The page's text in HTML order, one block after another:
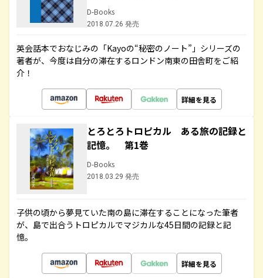
D-Books
2018.07.26 発売
英会話本でおなじみの「Kayoの“秘密のノート”」シリーズの
著者が、今度は自分の滞在するロンドン南東の田舎町をご紹
介！
詳細を見る
とろとろトロピカル ある旅の記録と
記憶。 第1巻
D-Books
2018.03.29 発売
子供の頃から夢見ていた南の島に滞在することになった筆者
が、島で出合うトロピカルでマジカルな45日間の記録と記
憶。
詳細を見る